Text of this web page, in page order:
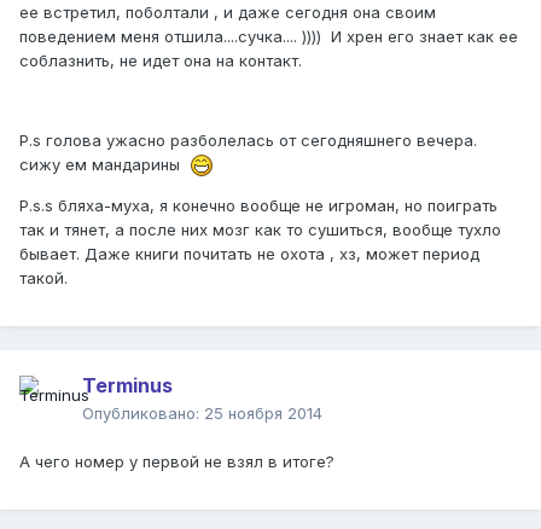
ее встретил, поболтали , и даже сегодня она своим
поведением меня отшила....сучка.... )))) И хрен его знает как ее
соблазнить, не идет она на контакт.
P.s голова ужасно разболелась от сегодняшнего вечера.
сижу ем мандарины
P.s.s бляха-муха, я конечно вообще не игроман, но поиграть
так и тянет, а после них мозг как то сушиться, вообще тухло
бывает. Даже книги почитать не охота , хз, может период
такой.
Terminus
Опубликовано: 25 ноября 2014
А чего номер у первой не взял в итоге?